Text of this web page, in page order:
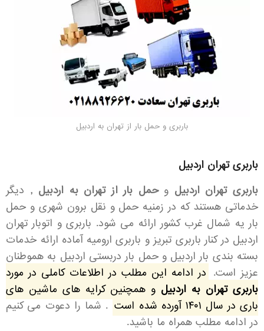
باربری و حمل بار از تهران به اردبیل
باربری تهران اردبیل
باربری تهران اردبیل وحمل بار از تهران به اردبیل , دیگر
خدماتی هستند که در زمنیه حمل و نقل برون شهری و حمل
بار یه شمال غرب کشور ارائه می شود. باربری و اتوبار تهران
اردبیل در کنار باربری تبریز و باربری ارومیه آماده ارائه خدمات
بسته بندی بار اردبیل و حمل بار دربستی اردبیل به هموطنان
عزیز است. در ادامه این مطلب در اطلاعات کاملی در مورد
باربری تهران به اردبیل و همچنین کرایه های ماشین های
باری در سال ۱۴۰۱ آورده شده است
. شما را دعوت می کنیم
در ادامه مطلب همراه ما باشید.